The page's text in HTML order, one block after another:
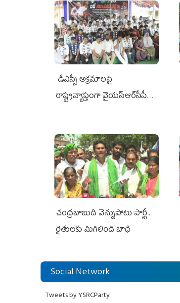
డీఎస్సీ అక్రమాలపై
రాష్ట్రవ్యాప్తంగా వైయ‌స్ఆర్‌సీపీ
చంద్రబాబుది వెన్నుపోటు పార్టీ...
రైతులకు మిగిలింది బాధే
Social Network
Tweets by YSRCParty